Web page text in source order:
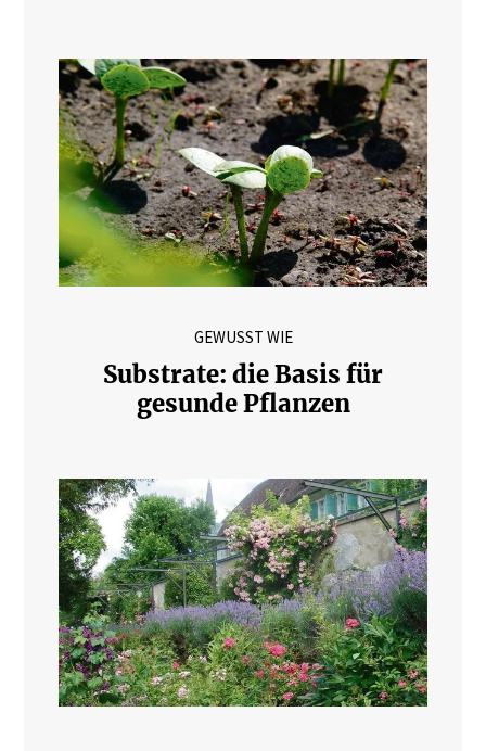
GEWUSST WIE
Substrate: die Basis für
gesunde Pflanzen